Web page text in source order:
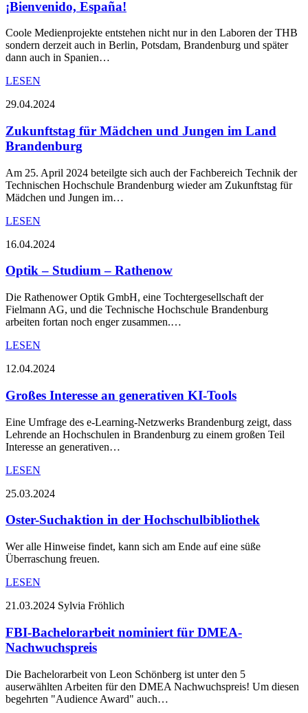
¡Bienvenido, España!
Coole Medienprojekte entstehen nicht nur in den Laboren der THB
sondern derzeit auch in Berlin, Potsdam, Brandenburg und später
dann auch in Spanien…
LESEN
29.04.2024
Zukunftstag für Mädchen und Jungen im Land
Brandenburg
Am 25. April 2024 beteilgte sich auch der Fachbereich Technik der
Technischen Hochschule Brandenburg wieder am Zukunftstag für
Mädchen und Jungen im…
LESEN
16.04.2024
Optik – Studium – Rathenow
Die Rathenower Optik GmbH, eine Tochtergesellschaft der
Fielmann AG, und die Technische Hochschule Brandenburg
arbeiten fortan noch enger zusammen.…
LESEN
12.04.2024
Großes Interesse an generativen KI-Tools
Eine Umfrage des e-Learning-Netzwerks Brandenburg zeigt, dass
Lehrende an Hochschulen in Brandenburg zu einem großen Teil
Interesse an generativen…
LESEN
25.03.2024
Oster-Suchaktion in der Hochschulbibliothek
Wer alle Hinweise findet, kann sich am Ende auf eine süße
Überraschung freuen.
LESEN
21.03.2024 Sylvia Fröhlich
FBI-Bachelorarbeit nominiert für DMEA-
Nachwuchspreis
Die Bachelorarbeit von Leon Schönberg ist unter den 5
auserwählten Arbeiten für den DMEA Nachwuchspreis! Um diesen
begehrten "Audience Award" auch…